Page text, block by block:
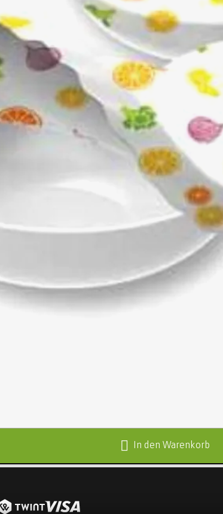
In den Warenkorb